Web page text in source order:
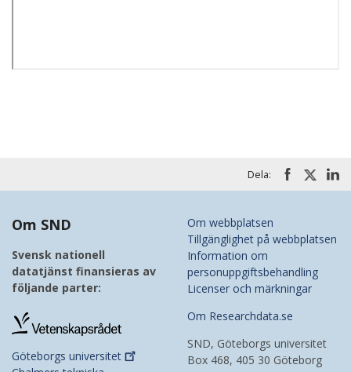
Dela:
Om SND
Svensk nationell
datatjänst finansieras av
följande parter:
Göteborgs universitet
Om webbplatsen
Tillgänglighet på webbplatsen
Information om
personuppgiftsbehandling
Licenser och märkningar
Om Researchdata.se
SND, Göteborgs universitet
Box 468, 405 30 Göteborg